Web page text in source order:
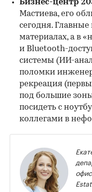
Бизнес-центр
Мастиева, его
сегодня.
материалах, а в
и Bluetooth-
системы (ИИ-
поломки
рекреация
под большие
посидеть с
коллегами в